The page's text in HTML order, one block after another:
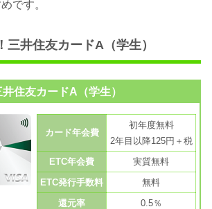
です。
三井住友カードA（学生）
井住友カードA（学生）
カード年会費
初年度無料
2年目以降125円＋税
ETC年会費
実質無料
ETC発行手数料
無料
還元率
0.5％